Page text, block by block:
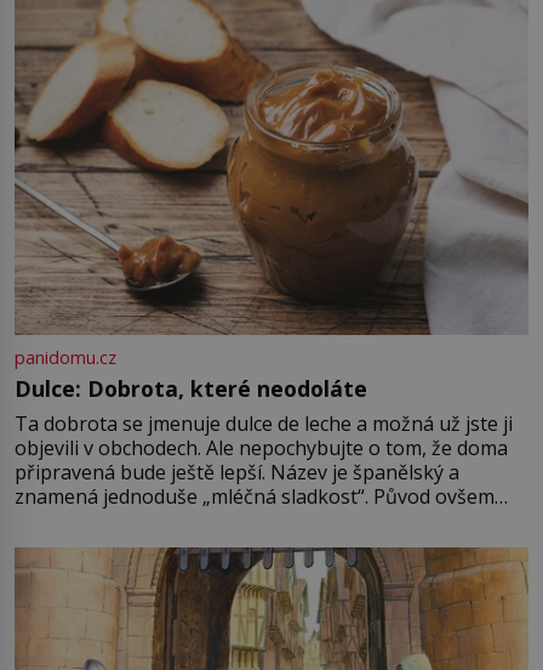
kartografové zakreslovali do map
záhadný kontinent Terra Australis
– Jižní zemi. Proč? Do jisté míry to
byl smysl pro […]
panidomu.cz
Dulce: Dobrota, které neodoláte
Ta dobrota se jmenuje dulce de leche a možná už jste ji
objevili v obchodech. Ale nepochybujte o tom, že doma
připravená bude ještě lepší. Název je španělský a
znamená jednoduše „mléčná sladkost“. Původ ovšem
pře hned několik latinskoamerických zemí a k tomu
Francie, kde se traduje,